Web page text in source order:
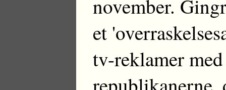
november.
et
tv-reklamer